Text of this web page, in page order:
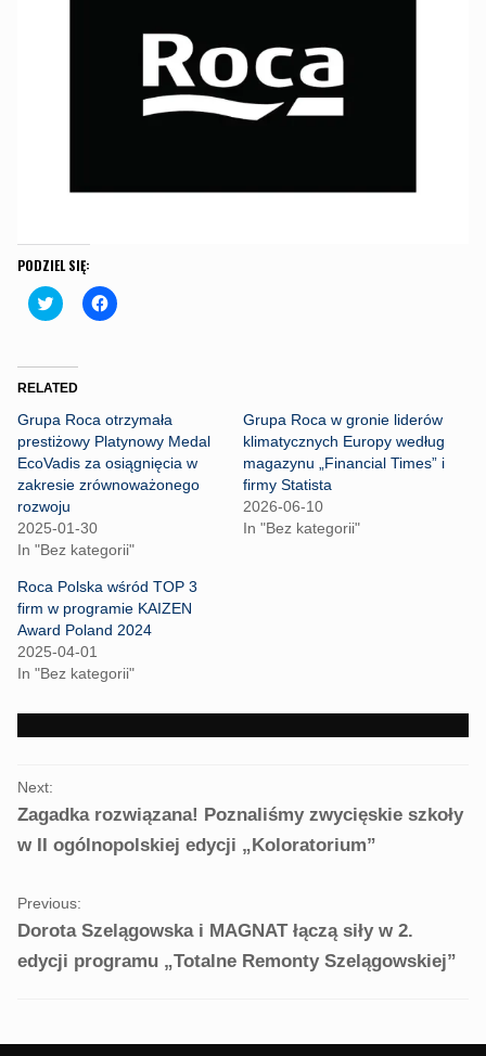
PODZIEL SIĘ:
C
l
t
o
h
a
r
o
n
T
w
i
t
r
(
O
p
e
n
s
i
n
w
o
w
C
l
h
a
r
o
n
b
o
k
(
O
p
n
s
n
e
d
o
)
RELATED
Grupa Roca otrzymała
prestiżowy Platynowy Medal
EcoVadis za osiągnięcia w
zakresie zrównoważonego
rozwoju
2025-01-30
In "Bez kategorii"
Grupa Roca w gronie liderów
klimatycznych Europy według
magazynu „Financial Times” i
firmy Statista
2026-06-10
In "Bez kategorii"
Roca Polska wśród TOP 3
firm w programie KAIZEN
Award Poland 2024
2025-04-01
In "Bez kategorii"
PORTFOLIO
NAVIGATION
Previous:
Dorota Szelągowska i MAGNAT łączą siły w 2.
edycji programu „Totalne Remonty Szelągowskiej”
Next:
Zagadka rozwiązana! Poznaliśmy zwycięskie szkoły
w II ogólnopolskiej edycji „Koloratorium”